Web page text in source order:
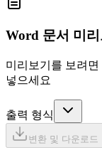
Word 문서 미리
미리보기를 보려면
넣으세요
출력 형식
변환 및 다운로드